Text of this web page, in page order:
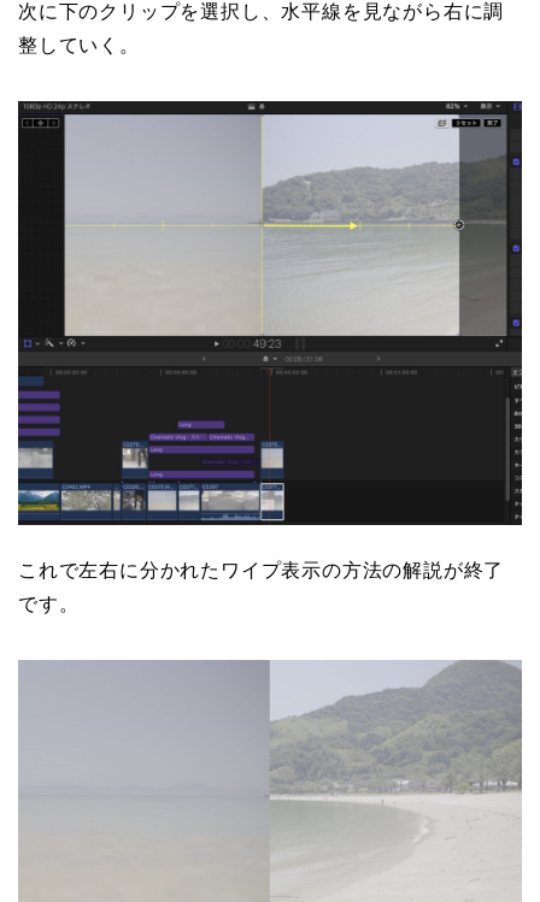
次に下のクリップを選択し、水平線を見ながら右に調
整していく。
これで左右に分かれたワイプ表示の方法の解説が終了
です。